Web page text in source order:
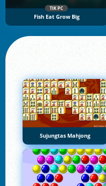
TIK PC
Fish Eat Grow Big
Sujungtas Mahjong